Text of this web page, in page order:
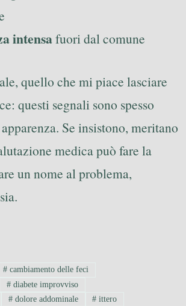
intensafuori dal comune
quello che mi piace lasciare
questi segnali sono spesso
Se insistono, meritano
medica può fare la
un nome al problema,
#cambiamento delle feci
#diabete improvviso
#dolore addominale # ittero